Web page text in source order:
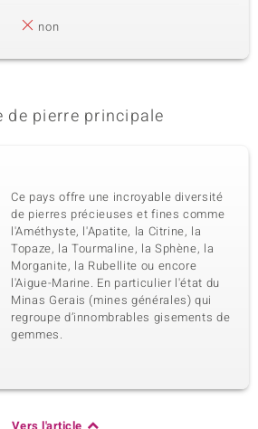
non
de pierre principale
Ce pays offre une incroyable diversité
de pierres précieuses et fines comme
l'Améthyste, l'Apatite, la Citrine, la
Topaze, la Tourmaline, la Sphène, la
Morganite, la Rubellite ou encore
l'Aigue-Marine. En particulier l'état du
Minas Gerais (mines générales) qui
regroupe d’innombrables gisements de
gemmes.